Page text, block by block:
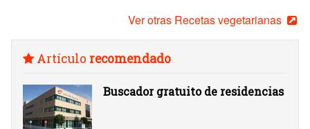
Ver otras Recetas vegetarianas
Artículo recomendado
Buscador gratuito de residencias